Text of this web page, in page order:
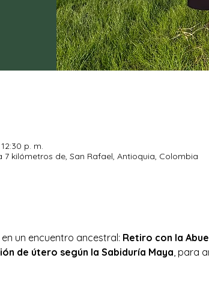
p. m.
kilómetros de, San Rafael, Antioquia, Colombia
un encuentro ancestral: Retiro con la
de útero según la Sabiduría Maya, para